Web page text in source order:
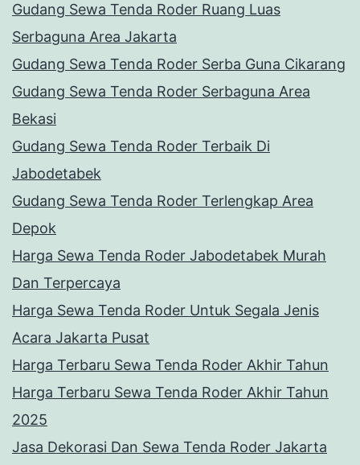
Gudang Sewa Tenda Roder Ruang Luas
Serbaguna Area Jakarta
Gudang Sewa Tenda Roder Serba Guna Cikarang
Gudang Sewa Tenda Roder Serbaguna Area
Bekasi
Gudang Sewa Tenda Roder Terbaik Di
Jabodetabek
Gudang Sewa Tenda Roder Terlengkap Area
Depok
Harga Sewa Tenda Roder Jabodetabek Murah
Dan Terpercaya
Harga Sewa Tenda Roder Untuk Segala Jenis
Acara Jakarta Pusat
Harga Terbaru Sewa Tenda Roder Akhir Tahun
Harga Terbaru Sewa Tenda Roder Akhir Tahun
2025
Jasa Dekorasi Dan Sewa Tenda Roder Jakarta